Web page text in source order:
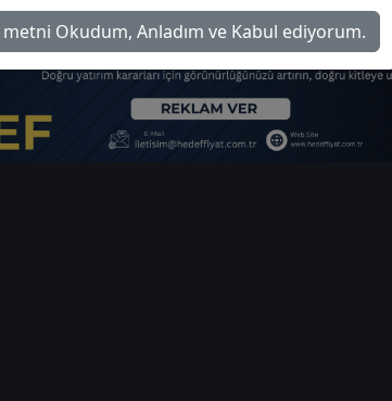
Beyan edilen metni Okudum, Anladım ve Kabul ediyorum.